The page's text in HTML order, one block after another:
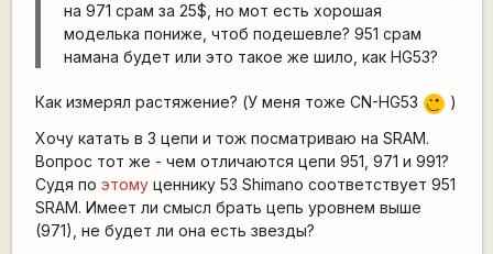
на 971 срам за 25$, но мот есть хорошая
моделька пониже, чтоб подешевле? 951 срам
намана будет или это такое же шило, как HG53?
Как измерял растяжение? (У меня тоже CN-HG53 ;)
)
Хочу катать в 3 цепи и тож посматриваю на SRAM.
Вопрос тот же - чем отличаются цепи 951, 971 и 991?
Судя по этомуценнику 53 Shimano соответствует 951
SRAM. Имеет ли смысл брать цепь уровнем выше
(971), не будет ли она есть звезды?